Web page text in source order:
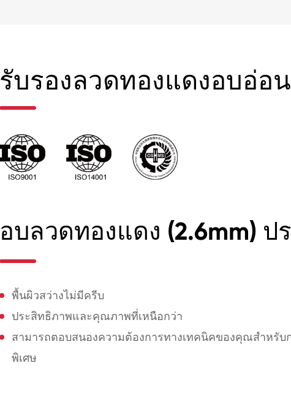
รับรองลวดทองแดงอบอ่อ
อบลวดทองแดง (2.6mm)
พื้นผิวสว่างไม่มีครีบ
ประสิทธิภาพและคุณภาพที่เหนือกว่า
สามารถตอบสนองความต้องการทางเทคนิคของคุณสำหรั
พิเศษ